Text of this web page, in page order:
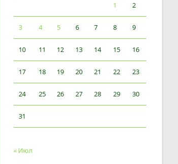
1 2
3 4 5 6 7 8 9
10 11 12 13 14 15 16
17 18 19 20 21 22 23
24 25 26 27 28 29 30
31
« Июл